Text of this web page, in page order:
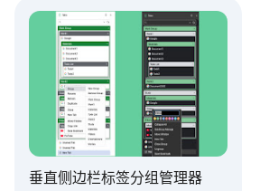
to domains.
垂直侧边栏标签分组管理器